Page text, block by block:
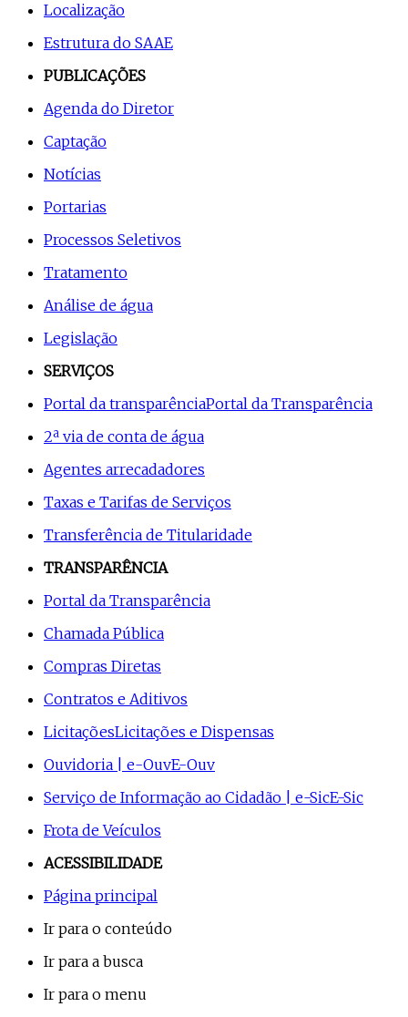
Localização
Estrutura do SAAE
PUBLICAÇÕES
Agenda do Diretor
Captação
Notícias
Portarias
Processos Seletivos
Tratamento
Análise de água
Legislação
SERVIÇOS
Portal da transparênciaPortal da Transparência
2ª via de conta de água
Agentes arrecadadores
Taxas e Tarifas de Serviços
Transferência de Titularidade
TRANSPARÊNCIA
Portal da Transparência
Chamada Pública
Compras Diretas
Contratos e Aditivos
LicitaçõesLicitações e Dispensas
Ouvidoria | e-OuvE-Ouv
Serviço de Informação ao Cidadão | e-SicE-Sic
Frota de Veículos
ACESSIBILIDADE
Página principal
Ir para o conteúdo
Ir para a busca
Ir para o menu